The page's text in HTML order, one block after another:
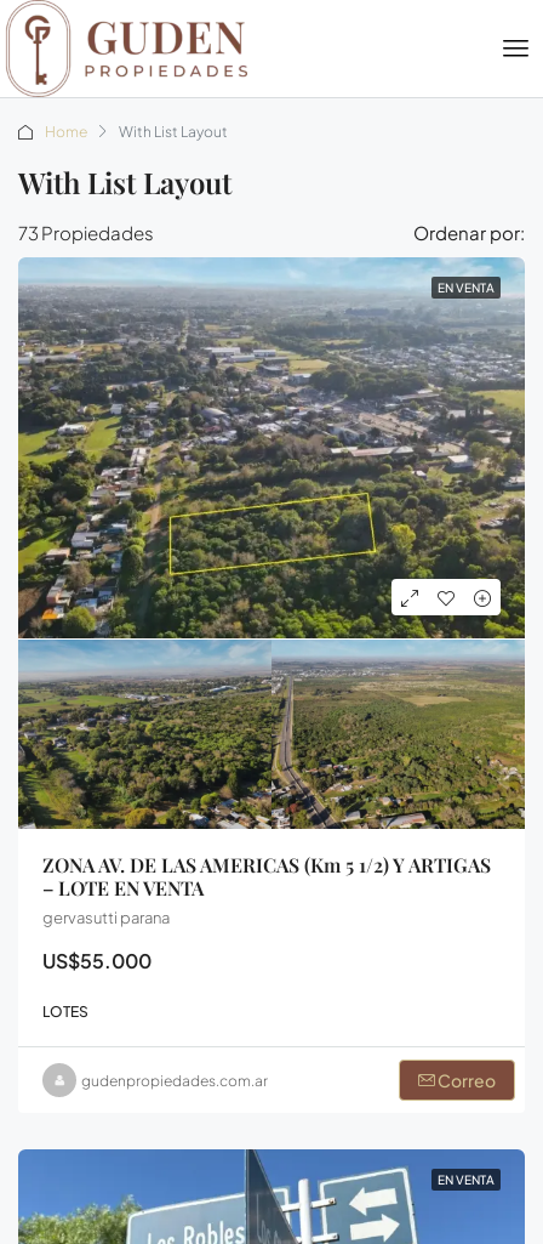
Home With List Layout
With List Layout
73 Propiedades Ordenar por:
EN VENTA
ZONA AV. DE LAS AMERICAS (Km 5 1/2) Y ARTIGAS
– LOTE EN VENTA
gervasutti parana
US$55.000
LOTES
gudenpropiedades.com.ar Correo
EN VENTA